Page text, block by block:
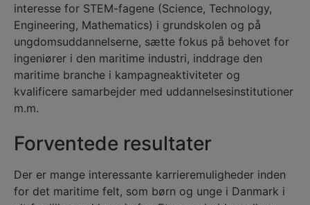
interesse for STEM-fagene (Science, Technology,
Engineering, Mathematics) i grundskolen og på
ungdomsuddannelserne, sætte fokus på behovet for
ingeniører i den maritime industri, inddrage den
maritime branche i kampagneaktiviteter og
kvalificere samarbejder med uddannelsesinstitutioner
m.m.
Forventede resultater
Der er mange interessante karrieremuligheder inden
for det maritime felt, som børn og unge i Danmark i